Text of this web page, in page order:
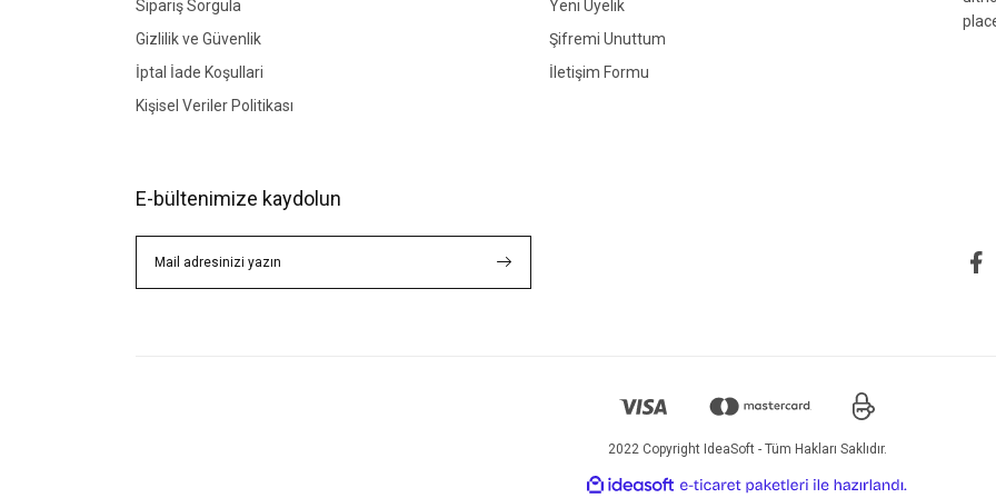
Sipariş Sorgula
Gizlilik ve Güvenlik
İptal İade Koşullari
Kişisel Veriler Politikası
Yeni Üyelik
Şifremi Unuttum
İletişim Formu
E-bültenimize kaydolun
2022 Copyright IdeaSoft - Tüm Hakları Saklıdır.
ideasoft
e-